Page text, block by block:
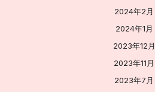
2024年2月
2024年1月
2023年12月
2023年11月
2023年7月